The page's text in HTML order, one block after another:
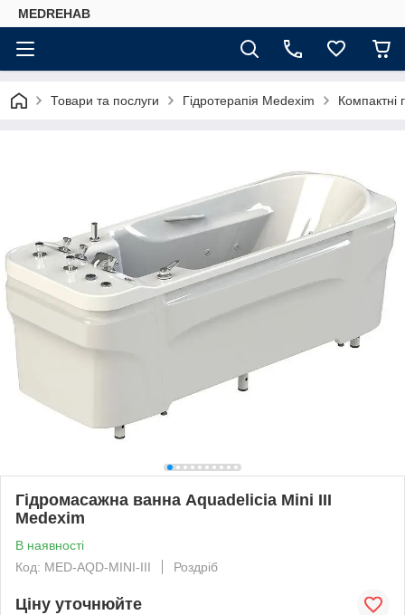
MEDREHAB
Товари та послуги Гідротерапія Medexim Компактні
Гідромасажна ванна Aquadelicia Mini III
Medexim
В наявності
Код: MED-AQD-MINI-III
Роздріб
Ціну уточнюйте